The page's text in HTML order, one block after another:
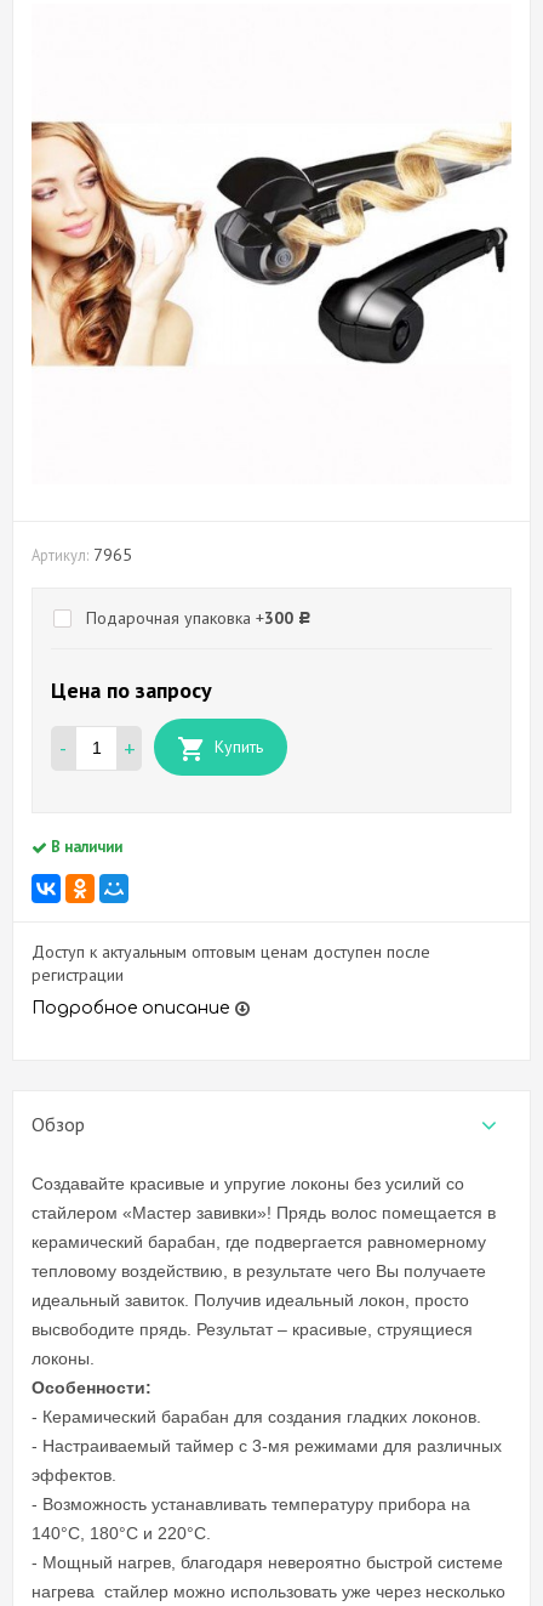
Артикул: 7965
Подарочная упаковка +300 Р
Цена по запросу
- + Купить
В наличии
Доступ к актуальным оптовым ценам доступен после
регистрации
Подробное описание
Обзор
Создавайте красивые и упругие локоны без усилий со
стайлером «Мастер завивки»! Прядь волос помещается в
керамический барабан, где подвергается равномерному
тепловому воздействию, в результате чего Вы получаете
идеальный завиток. Получив идеальный локон, просто
высвободите прядь. Результат – красивые, струящиеся
локоны.
Особенности:
- Керамический барабан для создания гладких локонов.
- Настраиваемый таймер с 3-мя режимами для различных
эффектов.
- Возможность устанавливать температуру прибора на
140°C, 180°C и 220°C.
- Мощный нагрев, благодаря невероятно быстрой системе
нагрева стайлер можно использовать уже через несколько